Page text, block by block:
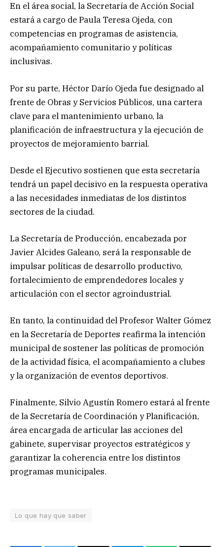
En el área social, la Secretaría de Acción Social
estará a cargo de Paula Teresa Ojeda, con
competencias en programas de asistencia,
acompañamiento comunitario y políticas
inclusivas.
Por su parte, Héctor Darío Ojeda fue designado al
frente de Obras y Servicios Públicos, una cartera
clave para el mantenimiento urbano, la
planificación de infraestructura y la ejecución de
proyectos de mejoramiento barrial.
Desde el Ejecutivo sostienen que esta secretaría
tendrá un papel decisivo en la respuesta operativa
a las necesidades inmediatas de los distintos
sectores de la ciudad.
La Secretaría de Producción, encabezada por
Javier Alcides Galeano, será la responsable de
impulsar políticas de desarrollo productivo,
fortalecimiento de emprendedores locales y
articulación con el sector agroindustrial.
En tanto, la continuidad del Profesor Walter Gómez
en la Secretaría de Deportes reafirma la intención
municipal de sostener las políticas de promoción
de la actividad física, el acompañamiento a clubes
y la organización de eventos deportivos.
Finalmente, Silvio Agustín Romero estará al frente
de la Secretaría de Coordinación y Planificación,
área encargada de articular las acciones del
gabinete, supervisar proyectos estratégicos y
garantizar la coherencia entre los distintos
programas municipales.
Lo que hay que saber